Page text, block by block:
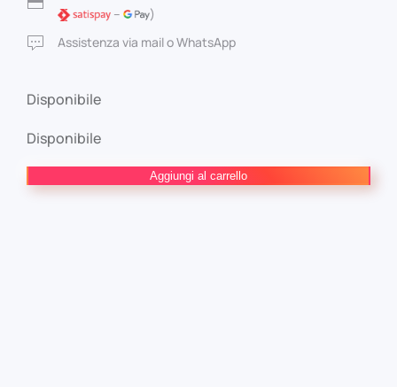
–
)
Assistenza via mail o WhatsApp
Disponibile
Disponibile
REVENGERS
Aggiungi al carrello